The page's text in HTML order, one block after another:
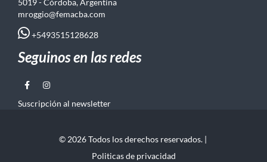
5019 - Córdoba, Argentina
mroggio@femacba.com
+5493515128628
Seguinos en las redes
Suscripción al newsletter
© 2026 Todos los derechos reservados. |
Politicas de privacidad